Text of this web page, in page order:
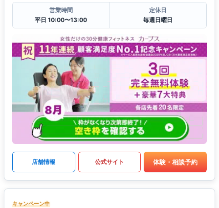
営業時間
平日 10:00〜13:00
定休日
毎週日曜日
店舗情報 公式サイト 体験・相談予約
キャンペーン中